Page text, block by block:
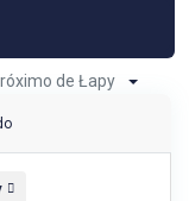
de Łapy